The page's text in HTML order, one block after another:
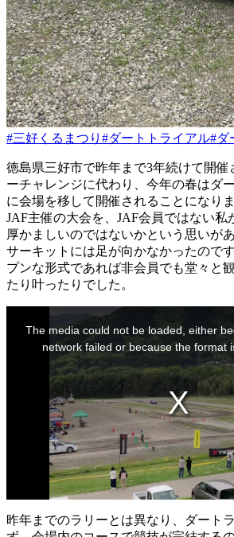
#三好くるまつり #ダートトライアル#ダ
徳島県三好市で昨年まで3年続けて開催
ーチャレンジに代わり、今年の春はダ
に会場を移して開催されることになりま
JAF主催の大会を、JAF会員ではない私
厚かましいのではないかという思いが
サーキットには足が向かなかったので
プンな形式であれば非会員でも堂々と
たり叶ったりでした。
The media could not be loaded, either
network failed or because the format
昨年までのラリーとは異なり、ダート